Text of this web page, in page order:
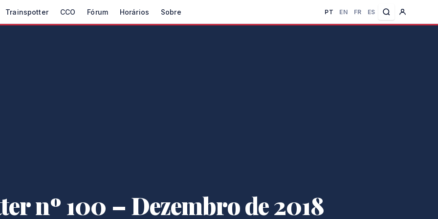
Trainspotter CCO Fórum Horários Sobre PT EN FR ES
nº 100 – Dezembro de 2018